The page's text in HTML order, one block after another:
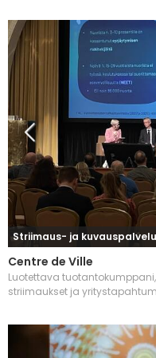
Striimaus- ja kuvauspalvelu
Centre de Ville
Luotettava
striimaukset ja